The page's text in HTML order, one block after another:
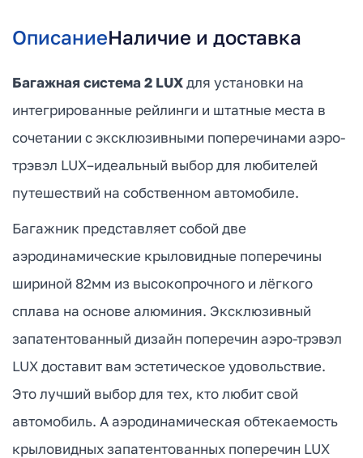
ОписаниеНаличие и доставка
Багажная система 2 LUXдля установки на
интегрированные рейлинги и штатные места в
сочетании с эксклюзивными поперечинами аэро-
трэвэл LUX–идеальный выбор для любителей
путешествий на собственном автомобиле.
Багажник представляет собой две
аэродинамические крыловидные поперечины
шириной 82мм из высокопрочного и лёгкого
сплава на основе алюминия. Эксклюзивный
запатентованный дизайн поперечин аэро-трэвэл
LUX доставит вам эстетическое удовольствие.
Это лучший выбор для тех, кто любит свой
автомобиль. А аэродинамическая обтекаемость
крыловидных запатентованных поперечин LUX